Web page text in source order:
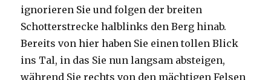
ignorieren Sie und folgen der breiten
Schotterstrecke halblinks den Berg hinab.
Bereits von hier haben Sie einen tollen Blick
ins Tal, in das Sie nun langsam absteigen,
während Sie rechts von den mächtigen Felsen